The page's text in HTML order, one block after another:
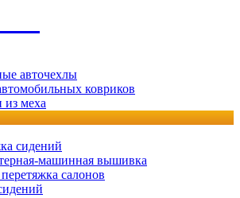
авточехлы
ковриков
меха
сидений
машинная вышивка
салонов